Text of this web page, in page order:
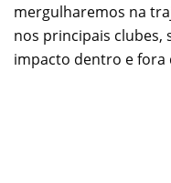
mergulharemos na
nos principais clubes,
impacto dentro e fora